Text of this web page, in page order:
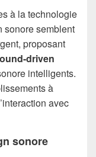
à la technologie
sonore semblent
proposant
driven
intelligents.
à
avec
sonore